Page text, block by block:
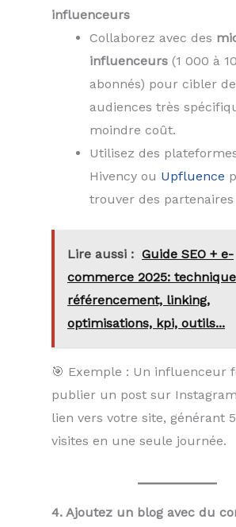
influenceurs
Collaborez avec des
influenceurs (1 000 à
abonnés) pour cibler
audiences très
moindre coût.
Utilisez des
Hivency ou Upfluence
trouver des
Lire aussi : Guide SEO + e-
commerce 2025:
référencement, linking,
optimisations, kpi, outils...
🎯 Exemple : Un influenceur
publier un post sur
lien vers votre site, générant
visites en une seule journée.
4. Ajoutez un blog avec du